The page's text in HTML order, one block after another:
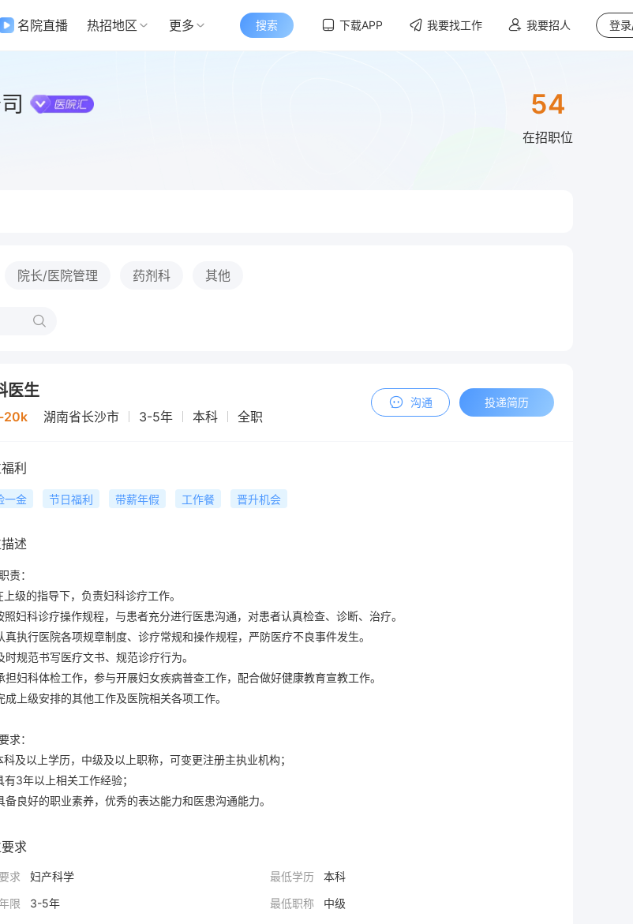
名院直播 热招地区 更多 搜索 下载APP 我要找工作 我要招人 登
54
在招职位
院长/医院管理 药剂科 其他
医生
20k 湖南省长沙市 3-5年 本科 全职
沟通 投递简历
利
一金 节日福利 带薪年假 工作餐 晋升机会
述
责：
上级的指导下，负责妇科诊疗工作。
照妇科诊疗操作规程，与患者充分进行医患沟通，对患者认真检查、诊断、治疗。
真执行医院各项规章制度、诊疗常规和操作规程，严防医疗不良事件发生。
时规范书写医疗文书、规范诊疗行为。
担妇科体检工作，参与开展妇女疾病普查工作，配合做好健康教育宣教工作。
成上级安排的其他工作及医院相关各项工作。
求：
科及以上学历，中级及以上职称，可变更注册主执业机构；
有3年以上相关工作经验；
备良好的职业素养，优秀的表达能力和医患沟通能力。
求
求 妇产科学 最低学历
本科
限
3-5年 最低职称 中级